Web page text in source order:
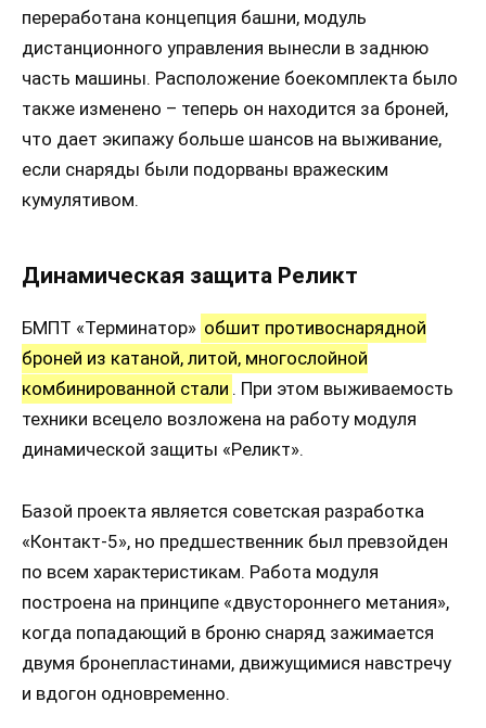
переработана концепция башни, модуль
дистанционного управления вынесли в заднюю
часть машины. Расположение боекомплекта было
также изменено – теперь он находится за броней,
что дает экипажу больше шансов на выживание,
если снаряды были подорваны вражеским
кумулятивом.
Динамическая защита Реликт
БМПТ «Терминатор» обшит противоснарядной
броней из катаной, литой, многослойной
комбинированной стали . При этом выживаемость
техники всецело возложена на работу модуля
динамической защиты «Реликт».
Базой проекта является советская разработка
«Контакт-5», но предшественник был превзойден
по всем характеристикам. Работа модуля
построена на принципе «двустороннего метания»,
когда попадающий в броню снаряд зажимается
двумя бронепластинами, движущимися навстречу
и вдогон одновременно.